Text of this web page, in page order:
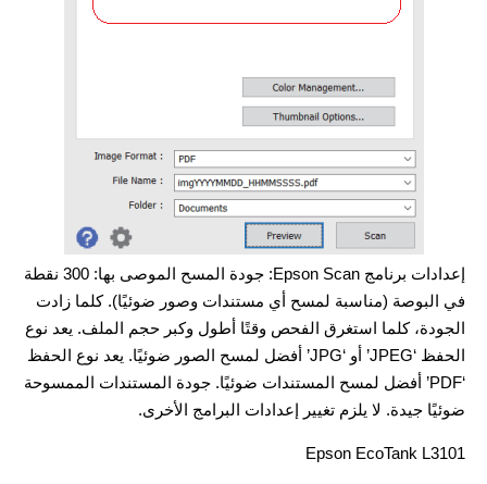
إعدادات برنامج Epson Scan: جودة المسح الموصى بها: 300 نقطة
في البوصة (مناسبة لمسح أي مستندات وصور ضوئيًا). كلما زادت
الجودة، كلما استغرق الفحص وقتًا أطول وكبر حجم الملف. يعد نوع
الحفظ ‘JPEG’ أو ‘JPG’ أفضل لمسح الصور ضوئيًا. يعد نوع الحفظ
‘PDF’ أفضل لمسح المستندات ضوئيًا. جودة المستندات الممسوحة
ضوئيًا جيدة. لا يلزم تغيير إعدادات البرامج الأخرى.
Epson EcoTank L3101